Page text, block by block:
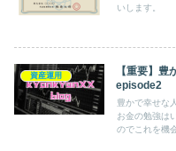
いします。
資産運用
【重要】
episode2
豊かで幸せな
お金の勉強は
のでこれを機